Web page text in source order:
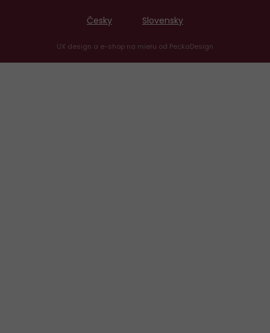
Česky Slovensky
UX design a e-shop na mieru od PeckaDesign